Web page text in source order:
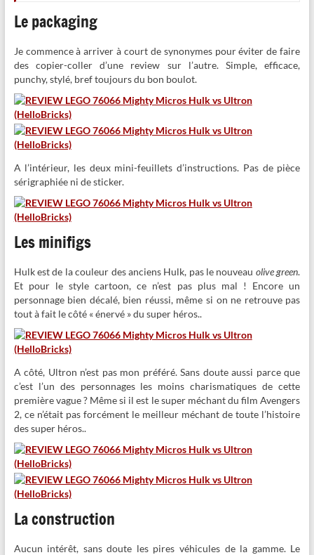
Le packaging
Je commence à arriver à court de synonymes pour éviter de faire
des copier-coller d’une review sur l’autre. Simple, efficace,
punchy, stylé, bref toujours du bon boulot.
A l’intérieur, les deux mini-feuillets d’instructions. Pas de pièce
sérigraphiée ni de sticker.
Les minifigs
Hulk est de la couleur des anciens Hulk, pas le nouveau olive green.
Et pour le style cartoon, ce n’est pas plus mal ! Encore un
personnage bien décalé, bien réussi, même si on ne retrouve pas
tout à fait le côté « énervé » du super héros..
A côté, Ultron n’est pas mon préféré. Sans doute aussi parce que
c’est l’un des personnages les moins charismatiques de cette
première vague ? Même si il est le super méchant du film Avengers
2, ce n’était pas forcément le meilleur méchant de toute l’histoire
des super héros..
La construction
Aucun intérêt, sans doute les pires véhicules de la gamme. Le